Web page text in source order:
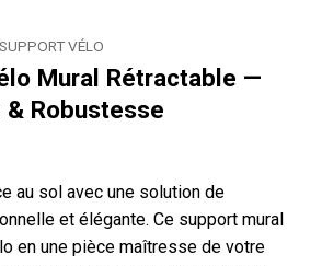
SUPPORT VÉLO
Mural Rétractable —
& Robustesse
au sol avec une solution de
et élégante. Ce support mural
en une pièce maîtresse de votre